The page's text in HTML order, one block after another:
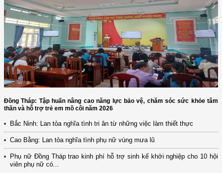
Đồng Tháp: Tập huấn nâng cao năng lực bảo vệ, chăm sóc sức khỏe tâm
thần và hỗ trợ trẻ em mồ côi năm 2026
Bắc Ninh: Lan tỏa nghĩa tình tri ân từ những việc làm thiết thực
Cao Bằng: Lan tỏa nghĩa tình phụ nữ vùng mưa lũ
Phụ nữ Đồng Tháp trao kinh phí hỗ trợ sinh kế khởi nghiệp cho 10 hội
viên phụ nữ có...